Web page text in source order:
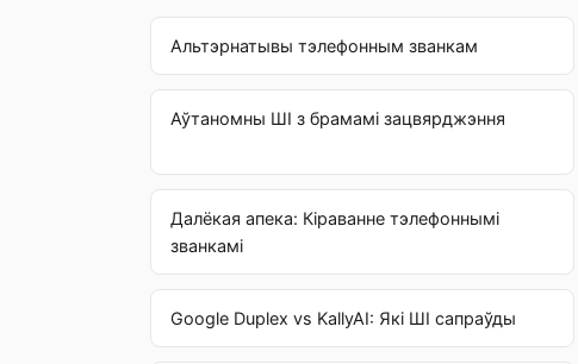
Альтэрнатывы тэлефонным званкам
Аўтаномны ШІ з брамамі зацвярджэння
Далёкая апека: Кіраванне тэлефоннымі
званкамі
Google Duplex vs KallyAI: Які ШІ сапраўды